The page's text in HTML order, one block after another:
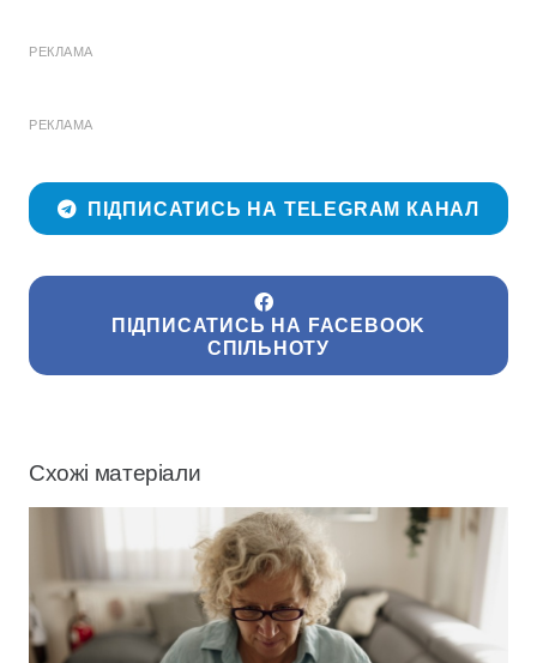
РЕКЛАМА
РЕКЛАМА
ПІДПИСАТИСЬ НА TELEGRAM КАНАЛ
ПІДПИСАТИСЬ НА FACEBOOK
СПІЛЬНОТУ
Схожі матеріали